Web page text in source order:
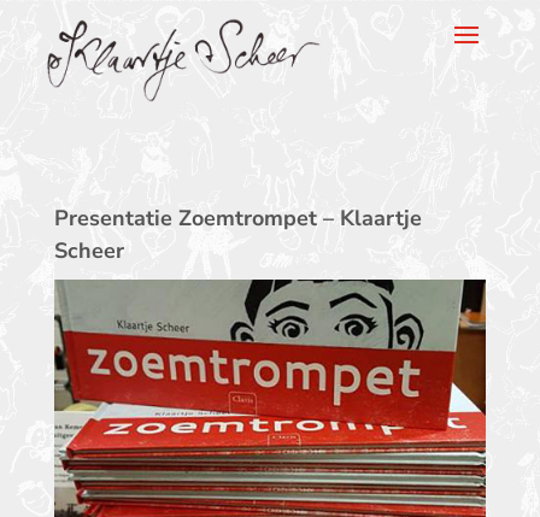
Klaartje Scheer
Presentatie Zoemtrompet – Klaartje
Scheer